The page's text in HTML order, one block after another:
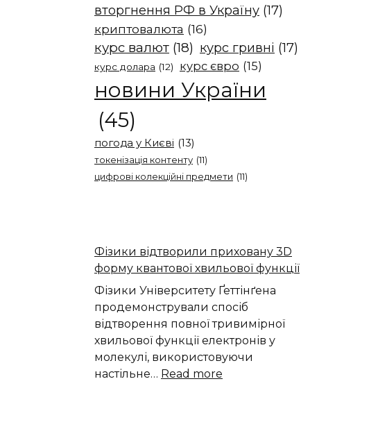
вторгнення РФ в Україну (17)
криптовалюта (16)
курс валют (18) курс гривні (17)
курс долара (12) курс євро (15)
новини України
(45)
погода у Києві (13)
токенізація контенту (11)
цифрові колекційні предмети (11)
Фізики відтворили приховану 3D
форму квантової хвильової функції
Фізики Університету Ґеттінґена
продемонстрували спосіб
відтворення повної тривимірної
хвильової функції електронів у
молекулі, використовуючи
настільне… Read more